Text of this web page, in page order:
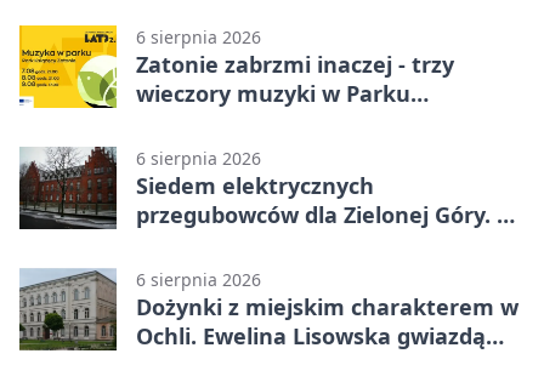
6 sierpnia 2026
Zatonie zabrzmi inaczej - trzy
wieczory muzyki w Parku
6 sierpnia 2026
Siedem elektrycznych
przegubowców dla Zielonej Góry. To
6 sierpnia 2026
Dożynki z miejskim charakterem w
Ochli. Ewelina Lisowska gwiazdą